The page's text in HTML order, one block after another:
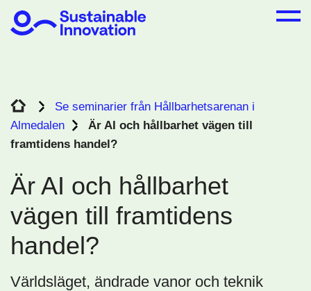
Se seminarier från Hållbarhetsarenan i
Almedalen
Är AI och hållbarhet vägen till
framtidens handel?
Är AI och hållbarhet
vägen till framtidens
handel?
Världsläget, ändrade vanor och teknik